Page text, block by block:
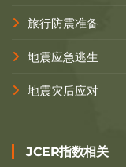
旅行防震准备
地震应急逃生
地震灾后应对
JCER指数相关